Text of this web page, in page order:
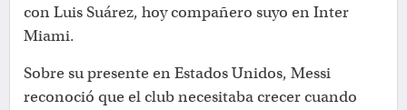
con Luis Suárez, hoy compañero suyo en Inter
Miami.
Sobre su presente en Estados Unidos, Messi
reconoció que el club necesitaba crecer cuando